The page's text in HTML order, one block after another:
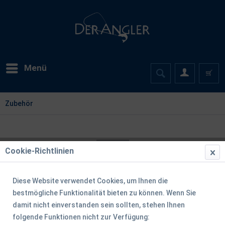
Menü
Zubehör
Cookie-Richtlinien
Diese Website verwendet Cookies, um Ihnen die
bestmögliche Funktionalität bieten zu können. Wenn Sie
damit nicht einverstanden sein sollten, stehen Ihnen
folgende Funktionen nicht zur Verfügung: